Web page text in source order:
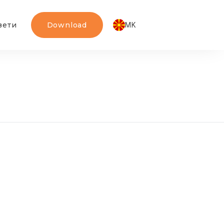
Download MK